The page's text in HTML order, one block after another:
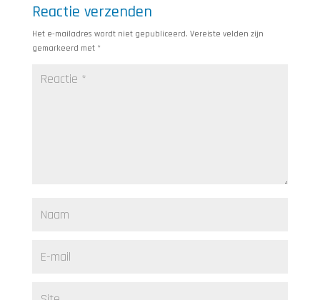
Reactie verzenden
Het e-mailadres wordt niet gepubliceerd. Vereiste velden zijn
gemarkeerd met *